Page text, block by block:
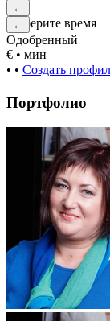
←
Выберите время
←
Одобренный
€ • мин
• • Создать
Портфолио